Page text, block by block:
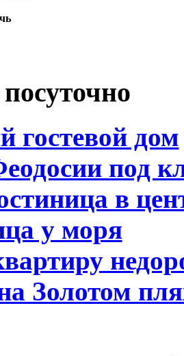
гостевой дом
под
в
у моря
Золотом